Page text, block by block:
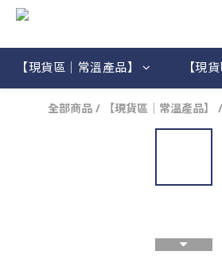
【現貨區｜常溫產品】 【現
全部商品 / 【現貨區｜常溫產品】 /